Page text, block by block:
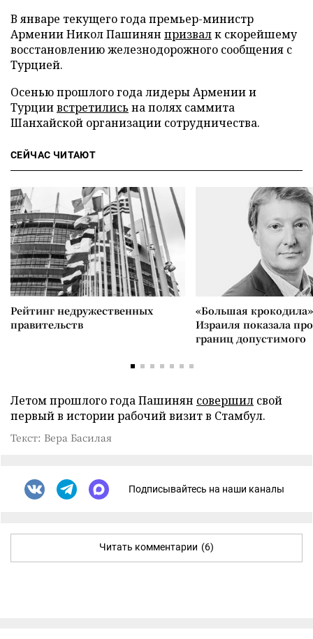
В январе текущего года премьер-министр
Армении Никол Пашинян призвалк скорейшему
восстановлению железнодорожного сообщения с
Турцией.
Осенью прошлого года лидеры Армении и
Турциивстретились на полях саммита
Шанхайской организации сотрудничества.
СЕЙЧАС ЧИТАЮТ
Рейтинг недружественных
правительств
«Большая
Израиля показала
границ допустимого
Летом прошлого года Пашинян совершил свой
первый в истории рабочий визит в Стамбул.
Текст: Вера Басилая
Подписывайтесь на наши каналы
Читать комментарии (6)